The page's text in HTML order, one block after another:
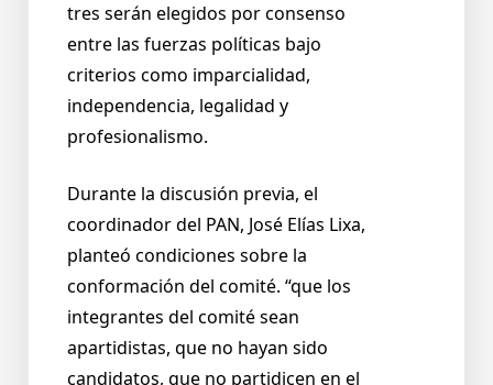
tres serán elegidos por consenso
entre las fuerzas políticas bajo
criterios como imparcialidad,
independencia, legalidad y
profesionalismo.
Durante la discusión previa, el
coordinador del PAN, José Elías Lixa,
planteó condiciones sobre la
conformación del comité. “que los
integrantes del comité sean
apartidistas, que no hayan sido
candidatos, que no partidicen en el